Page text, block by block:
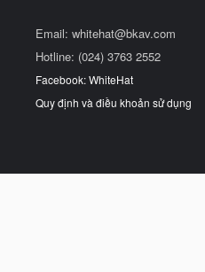
Email: whitehat@bkav.com
Hotline: (024) 3763 2552
Facebook: WhiteHat
Quy định và điều khoản sử dụng